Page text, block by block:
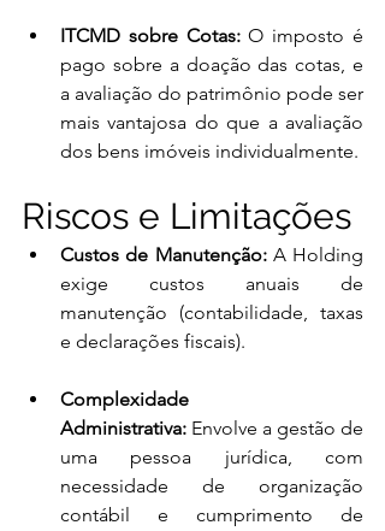
ITCMD sobre Cotas: O imposto é
pago sobre a doação das cotas, e
a avaliação do patrimônio pode ser
mais vantajosa do que a avaliação
dos bens imóveis individualmente.
Riscos e Limitações
Custos de Manutenção: A Holding
exige custos anuais de
manutenção (contabilidade, taxas
e declarações fiscais).
Complexidade
Administrativa: Envolve a gestão de
uma pessoa jurídica, com
necessidade de organização
contábil e cumprimento de